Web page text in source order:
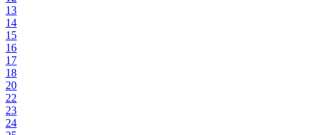
13
14
15
16
17
18
20
22
23
24